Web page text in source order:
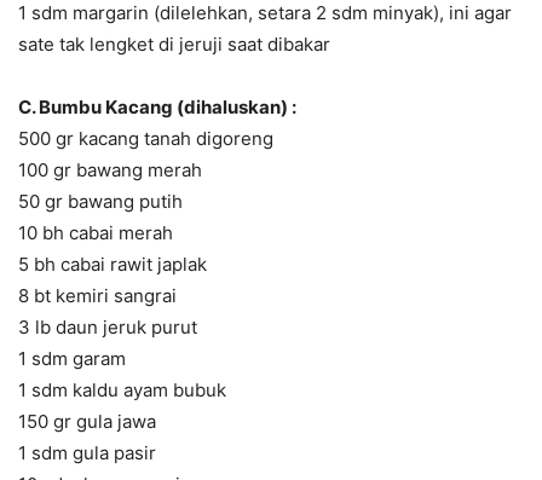
1 sdm margarin (dilelehkan, setara 2 sdm minyak), ini agar
sate tak lengket di jeruji saat dibakar
C. Bumbu Kacang (dihaluskan) :
500 gr kacang tanah digoreng
100 gr bawang merah
50 gr bawang putih
10 bh cabai merah
5 bh cabai rawit japlak
8 bt kemiri sangrai
3 lb daun jeruk purut
1 sdm garam
1 sdm kaldu ayam bubuk
150 gr gula jawa
1 sdm gula pasir